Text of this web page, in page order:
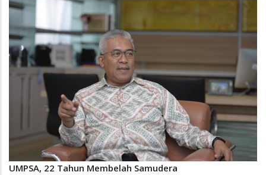
UMPSA, 22 Tahun Membelah Samudera